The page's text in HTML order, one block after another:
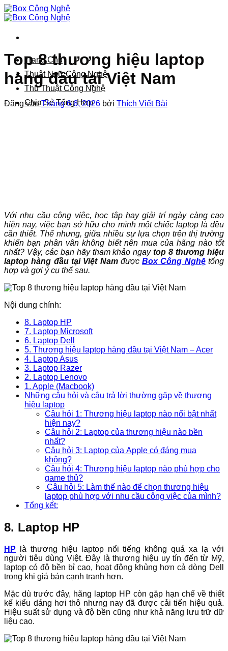
Bỏ
qua
dung
Trang Chủ
Thuật Ngữ Công Nghệ
Thủ Thuật Công Nghệ
Chia Sẻ Tổng Hợp
Top 8 thương hiệu laptop
hàng đầu tại Việt Nam
Đăng vàoTháng 6 6, 2026 bởi Thích Viết Bài
Với nhu cầu công việc, học tập hay giải trí ngày càng cao
hiện nay, việc bạn sở hữu cho mình một chiếc laptop là đều
cần thiết. Thế nhưng, giữa nhiều sự lựa chọn trên thị trường
khiến bạn phân vân không biết nên mua của hãng nào tốt
nhất? Vậy, các bạn hãy tham khảo ngaytop 8 thương hiệu
laptop hàng đầu tại Việt NamđượcBox Công Nghệtổng
hợp và gợi ý cụ thể sau.
Nội dung chính:
8. Laptop HP
7. Laptop Microsoft
6. Laptop Dell
5. Thương hiệu laptop hàng đầu tại Việt Nam – Acer
4. Laptop Asus
3. Laptop Razer
2. Laptop Lenovo
1. Apple (Macbook)
Những câu hỏi và câu trả lời thường gặp về thương
hiệu laptop
Câu hỏi 1: Thương hiệu laptop nào nổi bật nhất
hiện nay?
Câu hỏi 2: Laptop của thương hiệu nào bền
nhất?
Câu hỏi 3: Laptop của Apple có đáng mua
không?
Câu hỏi 4: Thương hiệu laptop nào phù hợp cho
game thủ?
Câu hỏi 5: Làm thế nào để chọn thương hiệu
laptop phù hợp với nhu cầu công việc của mình?
Tổng kết:
8. Laptop HP
HP là thương hiệu laptop nổi tiếng không quá xa lạ với
người tiêu dùng Việt. Đây là thương hiệu uy tín đến từ Mỹ,
laptop có độ bền bỉ cao, hoạt động khủng hơn cả dòng Dell
trong khi giá bán cạnh tranh hơn.
Mặc dù trước đây, hãng laptop HP còn gặp hạn chế về thiết
kế kiểu dáng hơi thô nhưng nay đã được cải tiến hiệu quả.
Hiệu suất sử dụng và độ bền cũng như khả năng lưu trữ dữ
liệu cao.